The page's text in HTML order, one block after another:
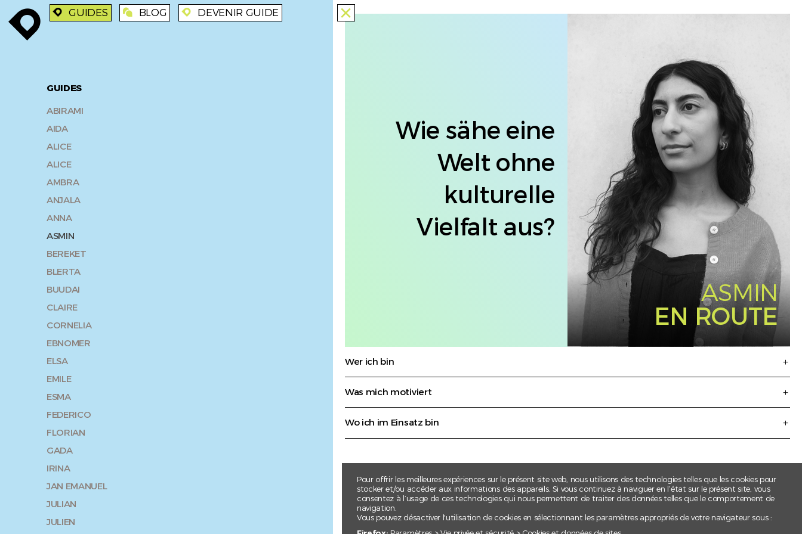
enroute enroute GUIDES blog BLOG enroute DEVENIR GUIDE
GUIDES
ABIRAMI
AIDA
ALICE
ALICE
AMBRA
ANJALA
ANNA
ASMIN
BEREKET
BLERTA
BUUDAI
CLAIRE
CORNELIA
EBNOMER
ELSA
EMILE
ESMA
FEDERICO
FLORIAN
GADA
IRINA
JAN EMANUEL
JULIAN
JULIEN
close
Wie sähe eine
Welt ohne
kulturelle
Vielfalt aus?
ASMIN
EN ROUTE
Wer ich bin
Was mich motiviert
Wo ich im Einsatz bin
Pour offrir les meilleures expériences sur le présent site web, nous utilisons des technologies telles que les cookies pour
stocker et/ou accéder aux informations des appareils. Si vous continuez à naviguer en l’état sur le présent site, vous
consentez à l’usage de ces technologies qui nous permettent de traiter des données telles que le comportement de
navigation.
Vous pouvez désactiver l'utilisation de cookies en sélectionnant les paramètres appropriés de votre navigateur sous :